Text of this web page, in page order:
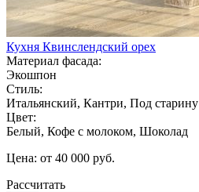
Кухня Квинслендский орех
Материал фасада:
Экошпон
Стиль:
Итальянский, Кантри, Под старину
Цвет:
Белый, Кофе с молоком, Шоколад
Цена: от 40 000 руб.
Рассчитать